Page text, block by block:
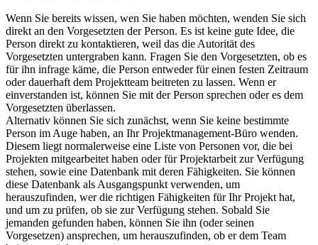
Wenn Sie bereits wissen, wen Sie haben möchten, wenden Sie sich
direkt an den Vorgesetzten der Person. Es ist keine gute Idee, die
Person direkt zu kontaktieren, weil das die Autorität des
Vorgesetzten untergraben kann. Fragen Sie den Vorgesetzten, ob es
für ihn infrage käme, die Person entweder für einen festen Zeitraum
oder dauerhaft dem Projektteam beitreten zu lassen. Wenn er
einverstanden ist, können Sie mit der Person sprechen oder es dem
Vorgesetzten überlassen.
Alternativ können Sie sich zunächst, wenn Sie keine bestimmte
Person im Auge haben, an Ihr Projektmanagement-Büro wenden.
Diesem liegt normalerweise eine Liste von Personen vor, die bei
Projekten mitgearbeitet haben oder für Projektarbeit zur Verfügung
stehen, sowie eine Datenbank mit deren Fähigkeiten. Sie können
diese Datenbank als Ausgangspunkt verwenden, um
herauszufinden, wer die richtigen Fähigkeiten für Ihr Projekt hat,
und um zu prüfen, ob sie zur Verfügung stehen. Sobald Sie
jemanden gefunden haben, können Sie ihn (oder seinen
Vorgesetzen) ansprechen, um herauszufinden, ob er dem Team